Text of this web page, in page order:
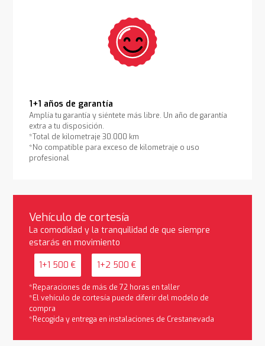
1+1 años de garantía
Amplía tu garantía y siéntete más libre. Un año de garantía
extra a tu disposición.
*Total de kilometraje 30.000 km
*No compatible para exceso de kilometraje o uso
profesional
Vehículo de cortesía
La comodidad y la tranquilidad de que siempre
estarás en movimiento
1+1 500 € 1+2 500 €
*Reparaciones de más de 72 horas en taller
*El vehículo de cortesía puede diferir del modelo de
compra
*Recogida y entrega en instalaciones de Crestanevada